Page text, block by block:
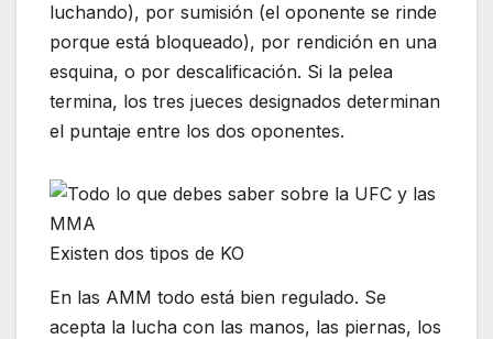
luchando), por sumisión (el oponente se rinde
porque está bloqueado), por rendición en una
esquina, o por descalificación. Si la pelea
termina, los tres jueces designados determinan
el puntaje entre los dos oponentes.
Existen dos tipos de KO
En las AMM todo está bien regulado. Se
acepta la lucha con las manos, las piernas, los